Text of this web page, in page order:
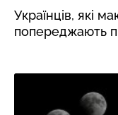
Українців, які
попереджають